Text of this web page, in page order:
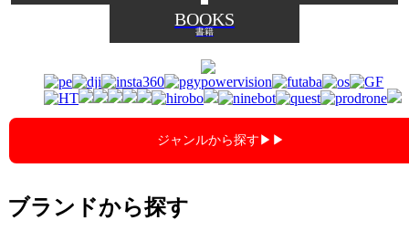
BOOKS
書籍
ジャンルから探す▶︎▶︎
ブランドから探す